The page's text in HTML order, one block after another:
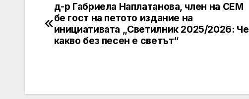
Post
navigation
д-р Габриела Наплатанова, член на СЕМ
бе гост на петото издание на
инициативата „Светилник 2025/2026: Че
какво без песен е светът“